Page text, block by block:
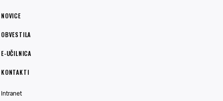
NOVICE
OBVESTILA
E-UČILNICA
KONTAKTI
Intranet